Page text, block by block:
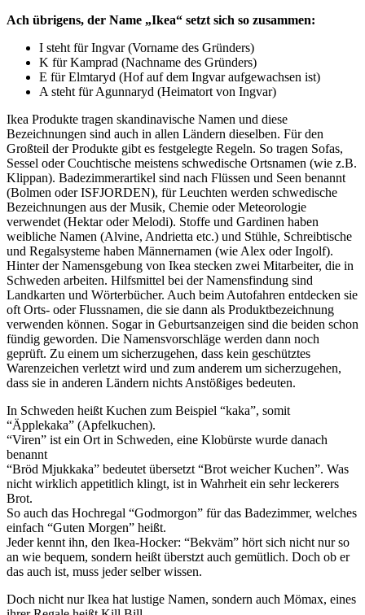
Ach übrigens, der Name „Ikea“ setzt sich so zusammen:
I steht für Ingvar (Vorname des Gründers)
K für Kamprad (Nachname des Gründers)
E für Elmtaryd (Hof auf dem Ingvar aufgewachsen ist)
A steht für Agunnaryd (Heimatort von Ingvar)
Ikea Produkte tragen skandinavische Namen und diese
Bezeichnungen sind auch in allen Ländern dieselben. Für den
Großteil der Produkte gibt es festgelegte Regeln. So tragen Sofas,
Sessel oder Couchtische meistens schwedische Ortsnamen (wie z.B.
Klippan). Badezimmerartikel sind nach Flüssen und Seen benannt
(Bolmen oder ISFJORDEN), für Leuchten werden schwedische
Bezeichnungen aus der Musik, Chemie oder Meteorologie
verwendet (Hektar oder Melodi). Stoffe und Gardinen haben
weibliche Namen (Alvine, Andrietta etc.) und Stühle, Schreibtische
und Regalsysteme haben Männernamen (wie Alex oder Ingolf).
Hinter der Namensgebung von Ikea stecken zwei Mitarbeiter, die in
Schweden arbeiten. Hilfsmittel bei der Namensfindung sind
Landkarten und Wörterbücher. Auch beim Autofahren entdecken sie
oft Orts- oder Flussnamen, die sie dann als Produktbezeichnung
verwenden können. Sogar in Geburtsanzeigen sind die beiden schon
fündig geworden. Die Namensvorschläge werden dann noch
geprüft. Zu einem um sicherzugehen, dass kein geschütztes
Warenzeichen verletzt wird und zum anderem um sicherzugehen,
dass sie in anderen Ländern nichts Anstößiges bedeuten.
In Schweden heißt Kuchen zum Beispiel “kaka”, somit
“Äpplekaka” (Apfelkuchen).
“Viren” ist ein Ort in Schweden, eine Klobürste wurde danach
benannt
“Bröd Mjukkaka” bedeutet übersetzt “Brot weicher Kuchen”. Was
nicht wirklich appetitlich klingt, ist in Wahrheit ein sehr leckerers
Brot.
So auch das Hochregal “Godmorgon” für das Badezimmer, welches
einfach “Guten Morgen” heißt.
Jeder kennt ihn, den Ikea-Hocker: “Bekväm” hört sich nicht nur so
an wie bequem, sondern heißt überstzt auch gemütlich. Doch ob er
das auch ist, muss jeder selber wissen.
Doch nicht nur Ikea hat lustige Namen, sondern auch Mömax, eines